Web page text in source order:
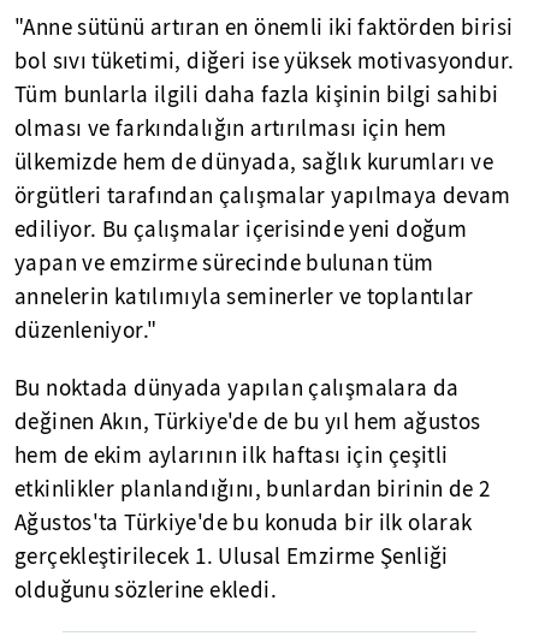
"Anne sütünü artıran en önemli iki faktörden birisi
bol sıvı tüketimi, diğeri ise yüksek motivasyondur.
Tüm bunlarla ilgili daha fazla kişinin bilgi sahibi
olması ve farkındalığın artırılması için hem
ülkemizde hem de dünyada, sağlık kurumları ve
örgütleri tarafından çalışmalar yapılmaya devam
ediliyor. Bu çalışmalar içerisinde yeni doğum
yapan ve emzirme sürecinde bulunan tüm
annelerin katılımıyla seminerler ve toplantılar
düzenleniyor."
Bu noktada dünyada yapılan çalışmalara da
değinen Akın, Türkiye'de de bu yıl hem ağustos
hem de ekim aylarının ilk haftası için çeşitli
etkinlikler planlandığını, bunlardan birinin de 2
Ağustos'ta Türkiye'de bu konuda bir ilk olarak
gerçekleştirilecek 1. Ulusal Emzirme Şenliği
olduğunu sözlerine ekledi.